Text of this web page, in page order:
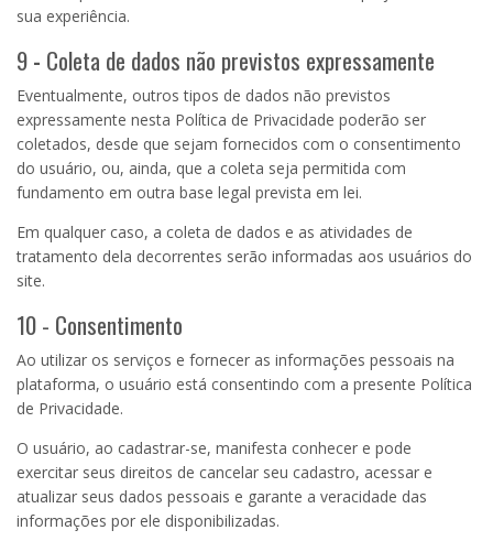
sua experiência.
9- Coleta de dados não previstos expressamente
Eventualmente, outros tipos de dados não previstos
expressamente nesta Política de Privacidade poderão ser
coletados, desde que sejam fornecidos com o consentimento
do usuário, ou, ainda, que a coleta seja permitida com
fundamento em outra base legal prevista em lei.
Em qualquer caso, a coleta de dados e as atividades de
tratamento dela decorrentes serão informadas aos usuários do
site.
10 - Consentimento
Ao utilizar os serviços e fornecer as informações pessoais na
plataforma, o usuário está consentindo com a presente Política
de Privacidade.
O usuário, ao cadastrar-se, manifesta conhecer e pode
exercitar seus direitos de cancelar seu cadastro, acessar e
atualizar seus dados pessoais e garante a veracidade das
informações por ele disponibilizadas.